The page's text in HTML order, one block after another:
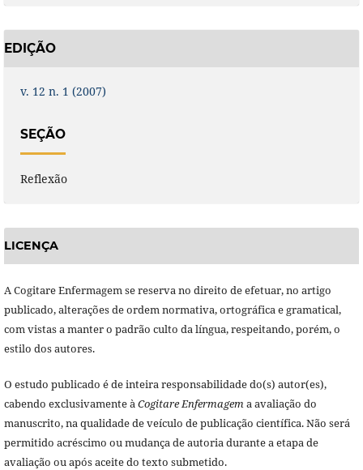
EDIÇÃO
v. 12 n. 1 (2007)
SEÇÃO
Reflexão
LICENÇA
A Cogitare Enfermagem se reserva no direito de efetuar, no artigo
publicado, alterações de ordem normativa, ortográfica e gramatical,
com vistas a manter o padrão culto da língua, respeitando, porém, o
estilo dos autores.
O estudo publicado é de inteira responsabilidade do(s) autor(es),
cabendo exclusivamente àCogitare Enfermagema avaliação do
manuscrito, na qualidade de veículo de publicação científica. Não será
permitido acréscimo ou mudança de autoria durante a etapa de
avaliação ou após aceite do texto submetido.